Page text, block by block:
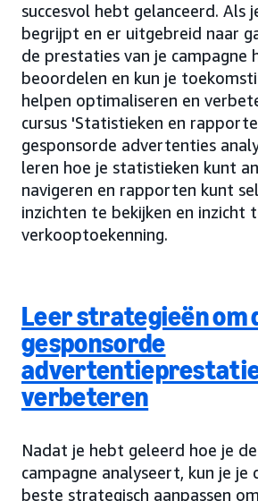
succesvol hebt gelanceerd. Als
begrijpt en er uitgebreid naar
de prestaties van je campagne
beoordelen en kun je
helpen optimaliseren en
cursus 'Statistieken en
gesponsorde advertenties
leren hoe je statistieken kunt
navigeren en rapporten kunt
inzichten te bekijken en inzicht
verkooptoekenning.
Leer strategieën om
gesponsorde
verbeteren
Nadat je hebt geleerd hoe je
campagne analyseert, kun je je
beste strategisch aanpassen